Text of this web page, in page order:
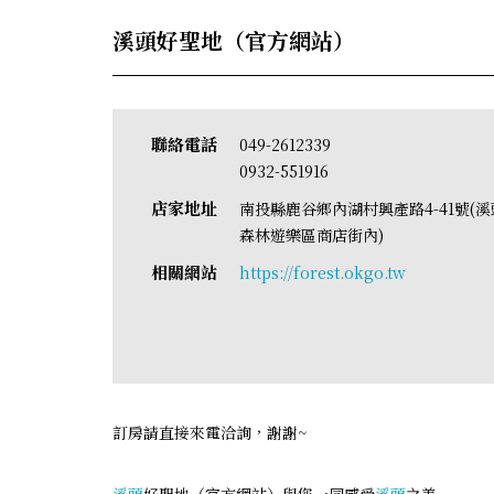
溪頭好聖地（官方網站）
聯絡電話
049-2612339
0932-551916
店家地址
南投縣鹿谷鄉內湖村興產路4-41號(
森林遊樂區商店街內)
相關網站 https://forest.okgo.tw
訂房請直接來電洽詢，謝謝~